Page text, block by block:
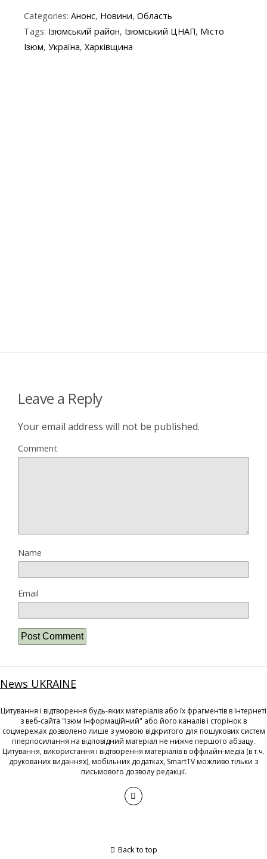
e
b
itt
er
e
gr
er at
s
y t ai
Categories: Анонс, Новини, Область
Tags: Ізюмський район, Ізюмський ЦНАП, Місто
Ізюм, Україна, Харківщина
Leave a Reply
Your email address will not be published.
Comment
Name
Email
News UKRAINE
Цитування і відтворення будь-яких матеріалів або їх фрагментів в Інтернеті
з веб-сайта "Ізюм Інформаційний" або його каналів і сторінок в
соцмережах дозволено лише з умовою відкритого для пошукових систем
гіперпосилання на відповідний матеріал не нижче першого абзацу.
Цитування, використання і відтворення матеріалів в оффлайн-медіа (в т.ч.
друкованих виданнях), мобільних додатках, SmartTV можливо тільки з
письмового дозволу редакції.
Back to top